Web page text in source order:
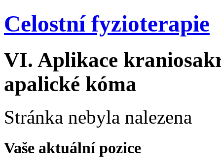
Celostní fyzioterapie
VI. Aplikace
apalické kóma
Stránka nebyla nalezena
Vaše aktuální pozice